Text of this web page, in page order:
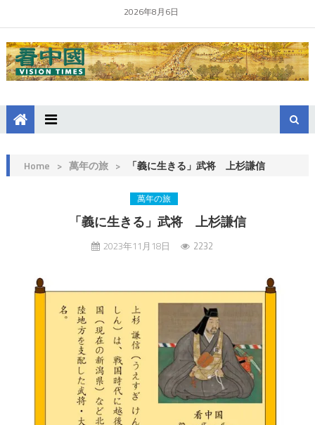
2026年8月6日
Home > 萬年の旅 > 「義に生きる」武将 上杉謙信
萬年の旅
「義に生きる」武将 上杉謙信
2023年11月18日 2232